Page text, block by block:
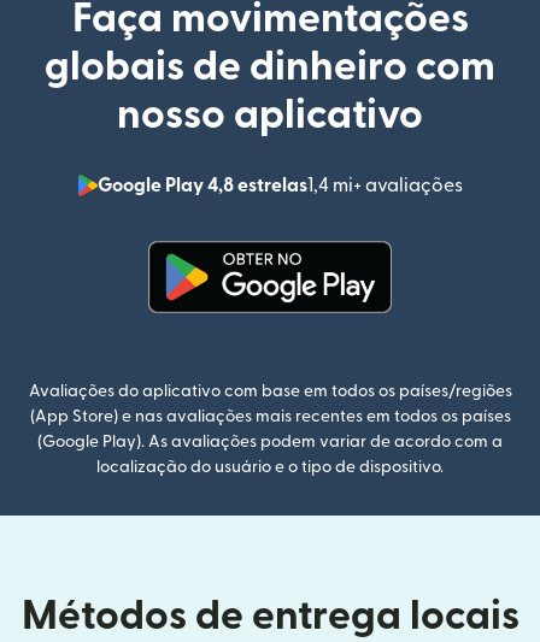
Faça movimentações
globais de dinheiro com
nosso aplicativo
Google Play 4,8 estrelas1,4 mi+ avaliações
(abre
Avaliações do aplicativo com base em todos os países/regiões
(App Store) e nas avaliações mais recentes em todos os países
(Google Play). As avaliações podem variar de acordo com a
localização do usuário e o tipo de dispositivo.
Métodos de entrega locais